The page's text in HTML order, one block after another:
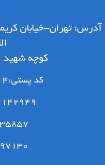
تهران-خیابان
کوچه شهید
کد پستی:1598874614
02142949